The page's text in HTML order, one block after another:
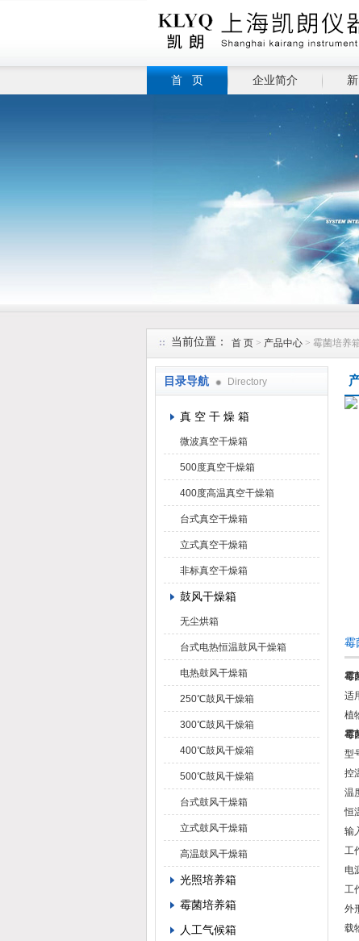
首 页 企业简介
当前位置： 首 页 > 产品中心 > 霉菌培养
目录导航 Directory
真 空 干 燥 箱
微波真空干燥箱
500度真空干燥箱
400度高温真空干燥箱
台式真空干燥箱
立式真空干燥箱
非标真空干燥箱
鼓风干燥箱
无尘烘箱
台式电热恒温鼓风干燥箱
电热鼓风干燥箱
250℃鼓风干燥箱
300℃鼓风干燥箱
400℃鼓风干燥箱
500℃鼓风干燥箱
台式鼓风干燥箱
立式鼓风干燥箱
高温鼓风干燥箱
光照培养箱
霉菌培养箱
人工气候箱
霉
霉
适
植
霉
型
控
温
恒
输
工
电
工
外
载